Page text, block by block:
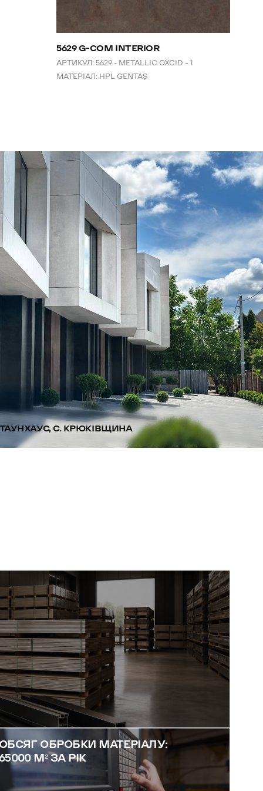
5629 G-COM INTERIOR
АРТИКУЛ: 5629 - METALLIC OXCID – 1
МАТЕРІАЛ: HPL GENTAŞ
С. КРЮКІВЩИНА
ОБРОБКИ МАТЕРІАЛУ:
М² ЗА РІК